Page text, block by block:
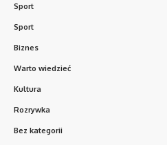
Sport
Sport
Biznes
Warto wiedzieć
Kultura
Rozrywka
Bez kategorii